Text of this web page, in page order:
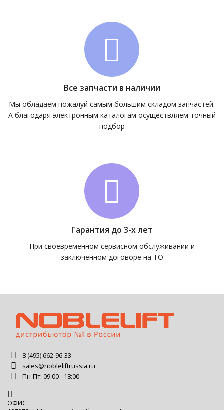
Все запчасти в наличии
Мы обладаем пожалуй самым большим складом запчастей.
А благодаря электронным каталогам осуществляем точный
подбор
Гарантия до 3-х лет
При своевременном сервисном обслуживании и
заключенном договоре на ТО
8 (495) 662-96-33
sales@nobleliftrussia.ru
Пн-Пт: 09:00 - 18:00
ОФИС: